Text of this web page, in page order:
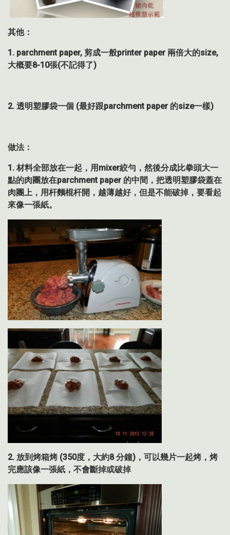
其他：
1. parchment paper, 剪成一般printer paper 兩倍大的size,
大概要8-10張(不記得了)
2. 透明塑膠袋一個 (最好跟parchment paper 的size一樣)
做法：
1. 材料全部放在一起，用 mixer絞勻，然後分成比拳頭大一
點的肉團放在parchment paper 的中間，把透明塑膠袋蓋在
肉團上，用杆麵棍杆開，越薄越好，但是不能破掉，要看起
來像一張紙。
2. 放到烤箱烤(350度，大約8分鐘) ，可以幾片一起烤， 烤
完應該像一張紙，不會斷掉或破掉